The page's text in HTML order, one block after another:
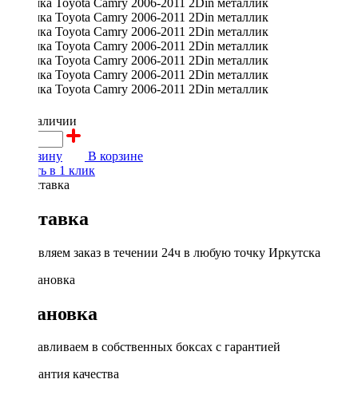
в наличии
В корзину
В корзине
Купить в 1 клик
Доставка
Доставляем заказ в течении 24ч в любую точку Иркутска
Установка
Устанавливаем в собственных боксах с гарантией